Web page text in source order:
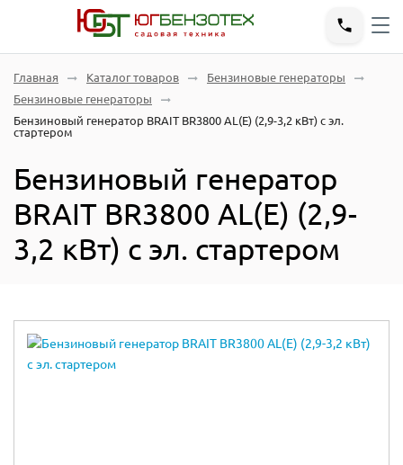
Главная Каталог товаров
Бензиновые генераторы
Бензиновые генераторы
Бензиновый генератор BRAIT BR3800 AL(E) (2,9-3,2 кВт) с эл.
cтартером
Бензиновый генератор
BRAIT BR3800 AL(E) (2,9-
3,2 кВт) с эл. cтартером